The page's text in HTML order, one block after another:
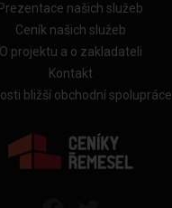
Prezentace našich služeb
Ceník našich služeb
O projektu a o zakladateli
Kontakt
bližší obchodní spolupráce